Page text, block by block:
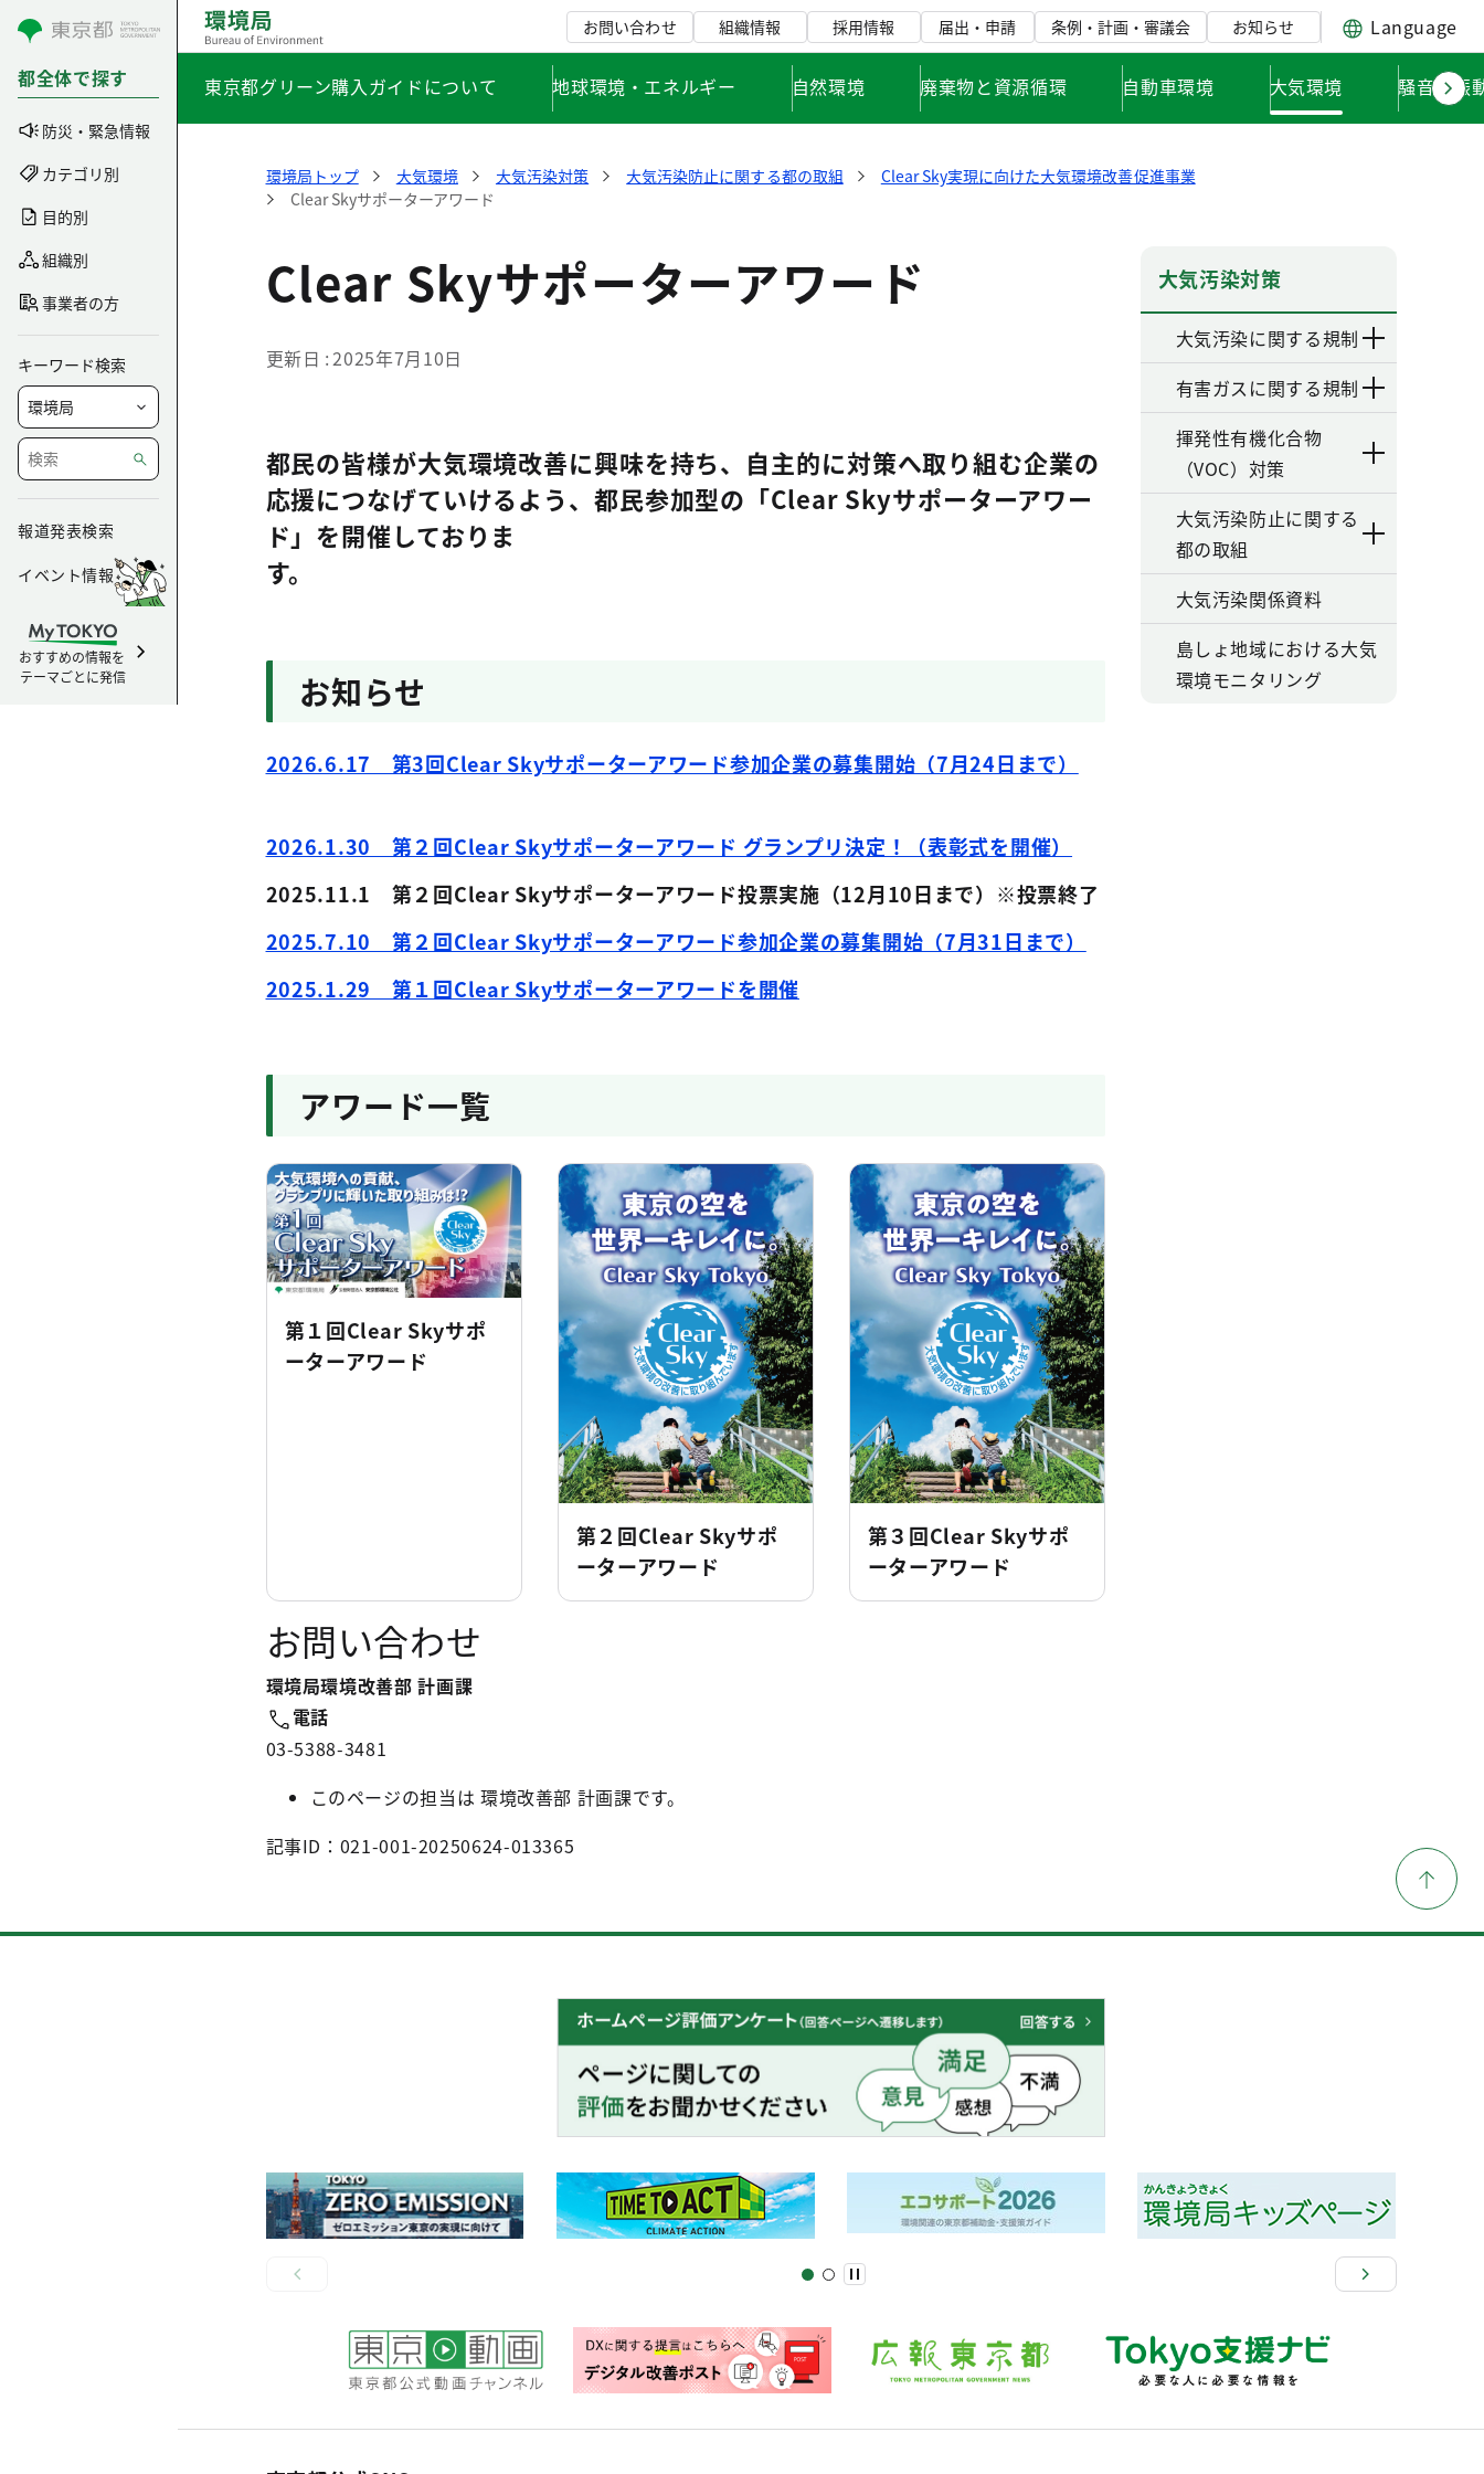
コンテンツにスキップ
都全体で探す
防災・緊急情報
カテゴリ別
目的別
組織別
事業者の方
キーワード検索
報道発表検索
イベント情報
おすすめの情報を
テーマごとに発信
お問い合わせ 組織情報 採用情報 届出・申請 条例・計画・審議会 お知らせ Language
東京都グリーン購入ガイドについて 地球環境・エネルギー 自然環境 廃棄物と資源循環 自動車環境 大気環境 騒音・振
環境局トップ 大気環境 大気汚染対策 大気汚染防止に関する都の取組
Clear Sky実現に向けた大気環境改善促進事業
Clear Skyサポーターアワード
Clear Skyサポーターアワード
更新日 2025年7月10日
都民の皆様が大気環境改善に興味を持ち、自主的に対策へ取り組む企業の
応援につなげていけるよう、都民参加型の「Clear Skyサポーターアワー
ド」を開催しておりま
す。
お知らせ
2026.6.17 第3回Clear Skyサポーターアワード参加企業の募集開始（7月24日まで）
2026.1.30 第２回Clear Skyサポーターアワード グランプリ決定！（表彰式を開催）
2025.11.1 第２回Clear Skyサポーターアワード投票実施（12月10日まで）※投票終了
2025.7.10 第２回Clear Skyサポーターアワード参加企業の募集開始（7月31日まで）
2025.1.29 第１回Clear Skyサポーターアワードを開催
アワード一覧
第１回Clear Skyサポ
ーターアワード
第２回Clear Skyサポ
ーターアワード
第３回Clear Skyサポ
ーターアワード
お問い合わせ
環境局環境改善部 計画課
電話
03-5388-3481
このページの担当は 環境改善部 計画課です。
記事ID：021-001-20250624-013365
大気汚染対策
大気汚染に関する規制
有害ガスに関する規制
揮発性有機化合物
（VOC）対策
大気汚染防止に関する
都の取組
大気汚染関係資料
島しょ地域における大気
環境モニタリング